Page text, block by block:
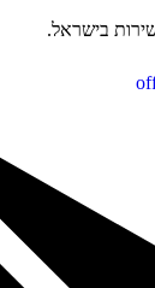
בישראל.